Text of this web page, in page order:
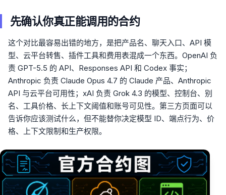
先确认你真正能调用的合约
这个对比最容易出错的地方，是把产品名、聊天入口、API 模
型、云平台转售、插件工具和费用表混成一个东西。OpenAI 负
责 GPT-5.5 的 API、Responses API 和 Codex 事实；
Anthropic 负责 Claude Opus 4.7 的 Claude 产品、Anthropic
API 与云平台可用性；xAI 负责 Grok 4.3 的模型、控制台、别
名、工具价格、长上下文阈值和账号可见性。第三方页面可以
告诉你应该测试什么，但不能替你决定模型 ID、端点行为、价
格、上下文限制和生产权限。